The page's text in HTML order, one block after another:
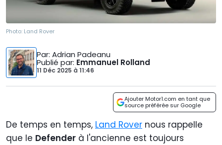
Photo: Land Rover
Par: Adrian Padeanu
Publié par: Emmanuel Rolland
11 Déc 2025 à 11:46
Ajouter Motor1.com en tant que
source préférée sur Google
De temps en temps, Land Rover nous rappelle
que le Defender à l'ancienne est toujours